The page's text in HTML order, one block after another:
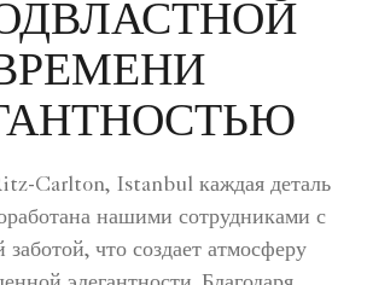
Carlton, Istanbul каждая деталь
нашими сотрудниками с
заботой, что создает атмосферу